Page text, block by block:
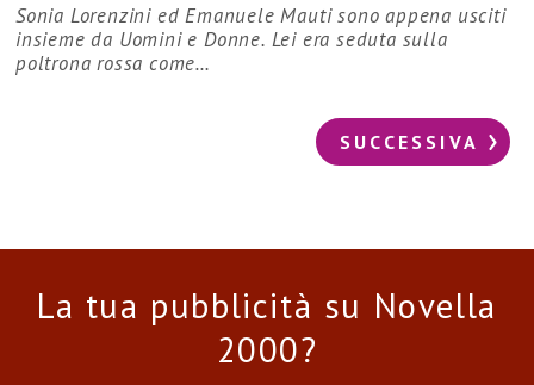
Sonia Lorenzini ed Emanuele Mauti sono appena usciti
insieme da Uomini e Donne. Lei era seduta sulla
poltrona rossa come…
SUCCESSIVA
La tua pubblicità su Novella
2000?